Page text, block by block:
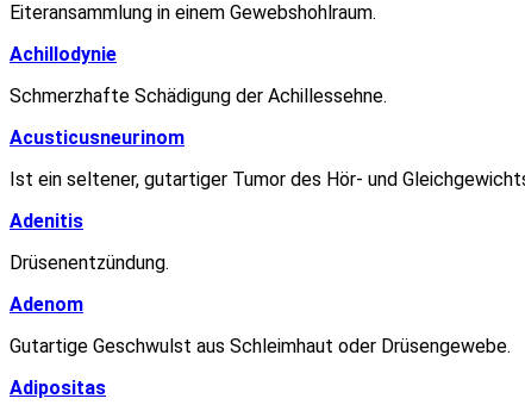
Eiteransammlung in einem Gewebshohlraum.
Achillodynie
Schmerzhafte Schädigung der Achillessehne.
Acusticusneurinom
Ist ein seltener, gutartiger Tumor des Hör- und
Adenitis
Drüsenentzündung.
Adenom
Gutartige Geschwulst aus Schleimhaut oder Drüsengewebe.
Adipositas